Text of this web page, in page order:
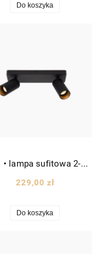
Do koszyka
Clubs • lampa sufitowa 2-punktowa reflektory ruchome dł. 31cm czarna
229,00 zł
Do koszyka